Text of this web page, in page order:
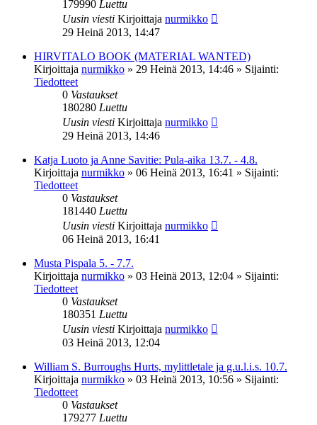
179990 Luettu
Uusin viesti Kirjoittaja nurmikko
29 Heinä 2013, 14:47
HIRVITALO BOOK (MATERIAL WANTED)
Kirjoittaja nurmikko » 29 Heinä 2013, 14:46 » Sijainti:
Tiedotteet
0 Vastaukset
180280 Luettu
Uusin viesti Kirjoittaja nurmikko
29 Heinä 2013, 14:46
Katja Luoto ja Anne Savitie: Pula-aika 13.7. - 4.8.
Kirjoittaja nurmikko » 06 Heinä 2013, 16:41 » Sijainti:
Tiedotteet
0 Vastaukset
181440 Luettu
Uusin viesti Kirjoittaja nurmikko
06 Heinä 2013, 16:41
Musta Pispala 5. - 7.7.
Kirjoittaja nurmikko » 03 Heinä 2013, 12:04 » Sijainti:
Tiedotteet
0 Vastaukset
180351 Luettu
Uusin viesti Kirjoittaja nurmikko
03 Heinä 2013, 12:04
William S. Burroughs Hurts, mylittletale ja g.u.l.i.s. 10.7.
Kirjoittaja nurmikko » 03 Heinä 2013, 10:56 » Sijainti:
Tiedotteet
0 Vastaukset
179277 Luettu